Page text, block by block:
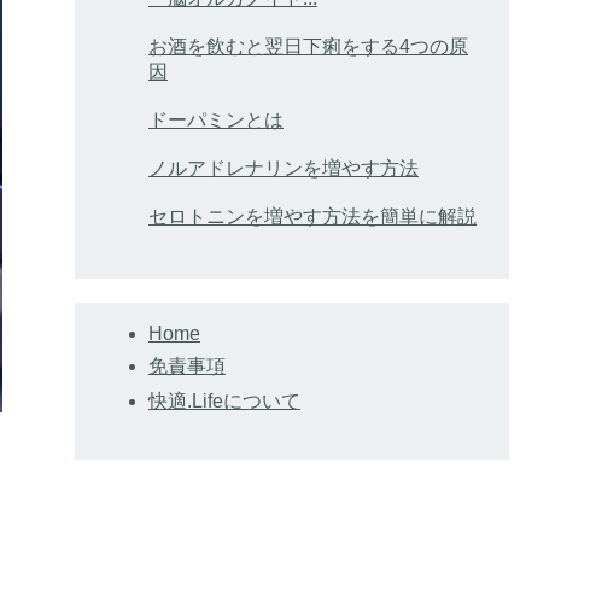
お酒を飲むと翌日下痢をする4つの原
因
ドーパミンとは
ノルアドレナリンを増やす方法
セロトニンを増やす方法を簡単に解説
Home
免責事項
快適.Lifeについて